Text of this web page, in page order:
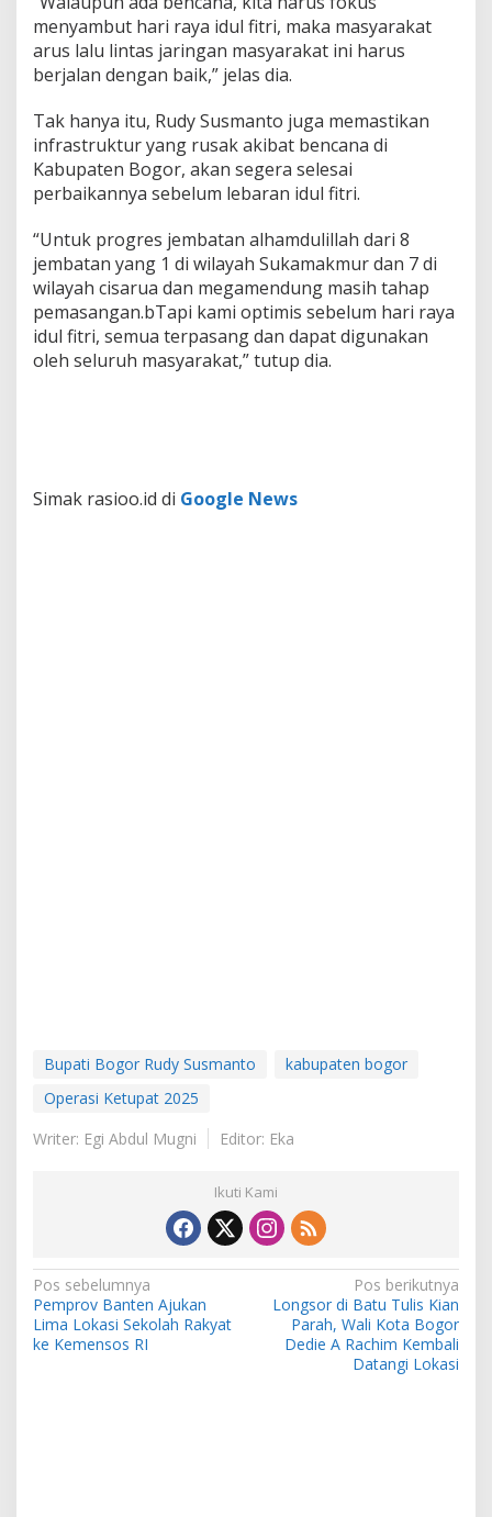
menyambut hari raya idul fitri, maka masyarakat
arus lalu lintas jaringan masyarakat ini harus
berjalan dengan baik,” jelas dia.
Tak hanya itu, Rudy Susmanto juga memastikan
infrastruktur yang rusak akibat bencana di
Kabupaten Bogor, akan segera selesai
perbaikannya sebelum lebaran idul fitri.
“Untuk progres jembatan alhamdulillah dari 8
jembatan yang 1 di wilayah Sukamakmur dan 7 di
wilayah cisarua dan megamendung masih tahap
pemasangan.bTapi kami optimis sebelum hari raya
idul fitri, semua terpasang dan dapat digunakan
oleh seluruh masyarakat,” tutup dia.
Simak rasioo.id di Google News
Bupati Bogor Rudy Susmanto
kabupaten bogor
Operasi Ketupat 2025
Writer: Egi Abdul Mugni
Editor: Eka
Ikuti Kami
Navigasi
pos
Pos sebelumnya
Pemprov Banten Ajukan
Lima Lokasi Sekolah Rakyat
ke Kemensos RI
Pos berikutnya
Longsor di Batu Tulis Kian
Parah, Wali Kota Bogor
Dedie A Rachim Kembali
Datangi Lokasi